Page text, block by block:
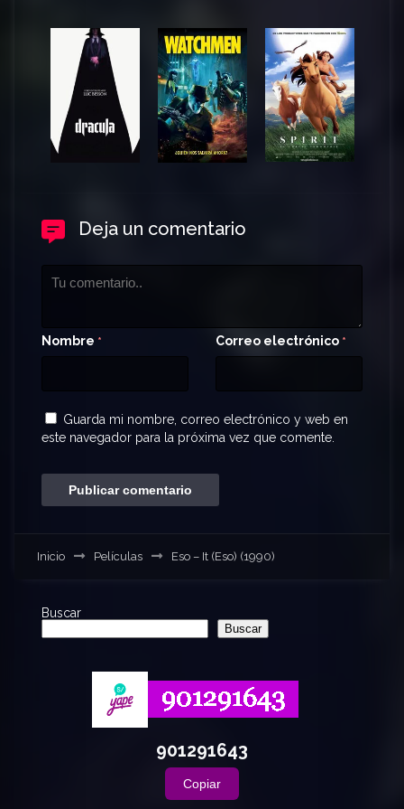
Deja un comentario
Nombre * Correo electrónico *
Guarda mi nombre, correo electrónico y web en
este navegador para la próxima vez que comente.
Inicio Películas Eso – It (Eso) (1990)
Buscar
Buscar
901291643
Copiar